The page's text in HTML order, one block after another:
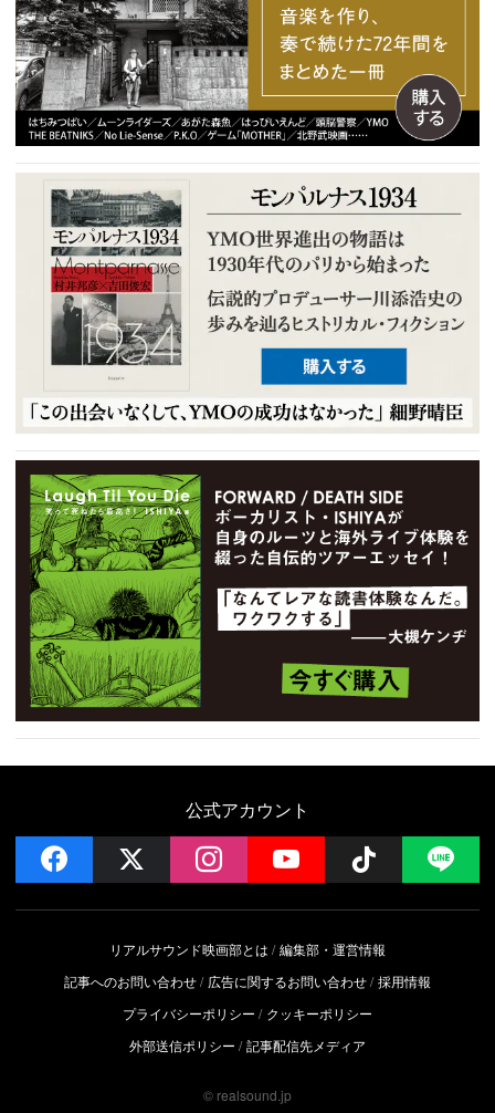
公式アカウント
facebook instagramYouTube Follow
リアルサウンド映画部とは
編集部・運営情報
記事へのお問い合わせ
広告に関するお問い合わせ 採用情報
プライバシーポリシー
クッキーポリシー
外部送信ポリシー
記事配信先メディア
© realsound.jp